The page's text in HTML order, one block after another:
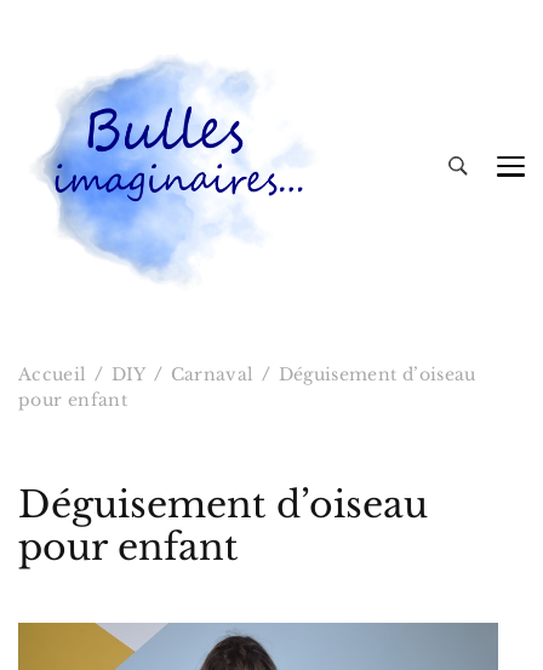
Accueil DIY Carnaval
Déguisement d’oiseau
pour enfant
Déguisement d’oiseau
pour enfant